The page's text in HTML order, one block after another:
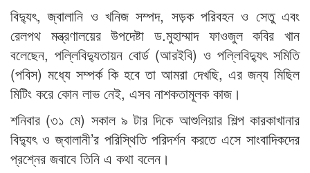
বিদ্যুৎ, জ্বালানি ও খনিজ সম্পদ, সড়ক পরিবহন ও সেতু এবং
রেলপথ মন্ত্রণালয়ের উপদেষ্টা ড.মুহাম্মাদ ফাওজুল কবির খান
বলেছেন, পল্লিবিদ্যুতায়ন বোর্ড (আরইবি) ও পল্লিবিদ্যুৎ সমিতি
(পবিস) মধ্যে সম্পর্ক কি হবে তা আমরা দেখছি, এর জন্য মিছিল
মিটিং করে কোন লাভ নেই, এসব নাশকতামূলক কাজ।
শনিবার (৩১ মে) সকাল ৯ টার দিকে আশুলিয়ার শিল্প কারকাখানার
বিদ্যুৎ ও জ্বালানী’র পরিস্থিতি পরিদর্শন করতে এসে সাংবাদিকদের
প্রশ্নের জবাবে তিনি এ কথা বলেন।